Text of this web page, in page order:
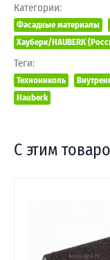
Категории:
Фасадные материалы
Хауберк/HAUBERK
Теги:
Технониколь
Hauberk
С этим